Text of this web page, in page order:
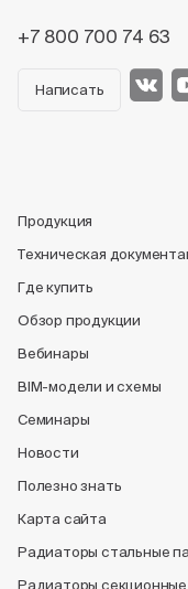
+7 800 700 74 63
Написать
Продукция
Техническая
Где купить
Обзор продукции
Вебинары
BIM-модели и схемы
Семинары
Новости
Полезно знать
Карта сайта
Радиаторы стальные
Радиаторы секционные